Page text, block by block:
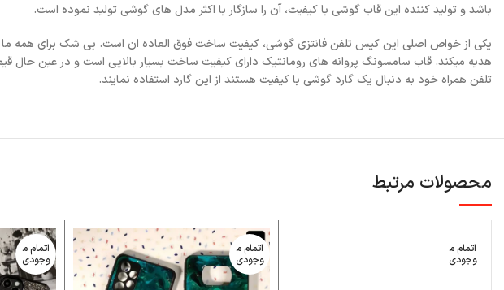
باشد و تولید کننده این قاب گوشی با کیفیت، آن را سازگار با اکثر مدل های گوشی تولید نموده است.
یکی از خواص اصلی این کیس تلفن فانتزی گوشی، کیفیت ساخت فوق العاده ان است. بی شک برای همه
هدیه میکند. قاب سامسونگ پروانه های رومانتیک دارای کیفیت ساخت بسیار بالایی است و در عین حال
تلفن همراه خود به دنبال یک گارد گوشی با کیفیت هستند از این گارد استفاده نمایند.
محصولات مرتبط
اتمام م
وجودی
اتمام م
وجودی
اتمام م
وجودی